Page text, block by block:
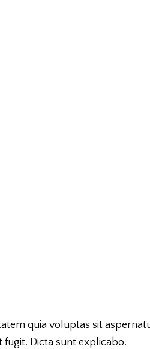
quia voluptas sit
Dicta sunt explicabo.